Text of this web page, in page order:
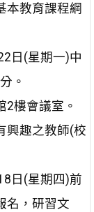
本教育課程綱
日(星期一)中
。
2樓會議室。
興趣之教師(校
日(星期四)前
名，研習文